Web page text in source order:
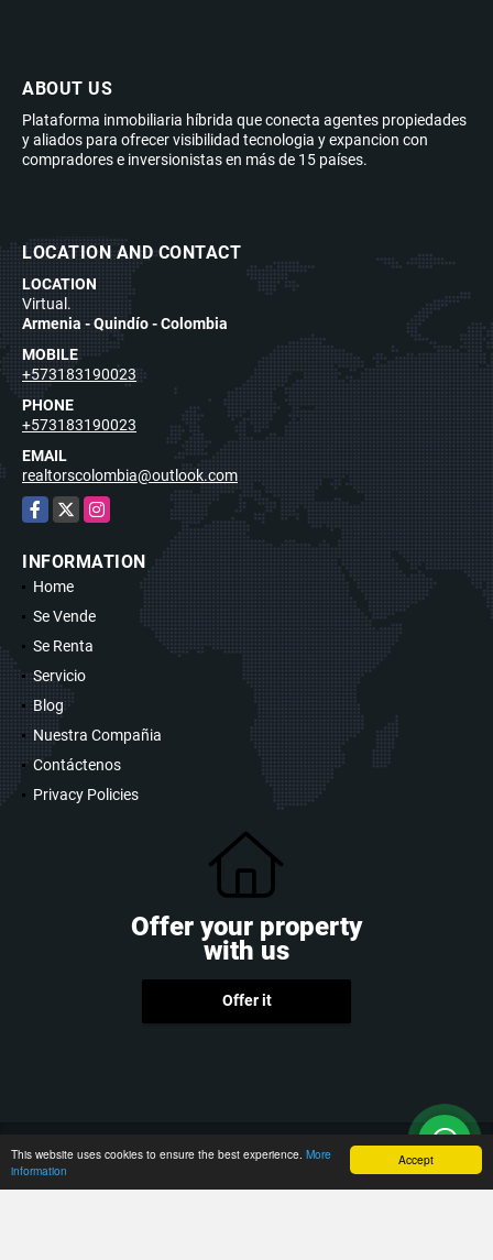
Accept
This website uses cookies to ensure the best experience. More
information
ABOUT US
Plataforma inmobiliaria híbrida que conecta agentes propiedades
y aliados para ofrecer visibilidad tecnologia y expancion con
compradores e inversionistas en más de 15 países.
LOCATION AND CONTACT
LOCATION
Virtual.
Armenia - Quindío - Colombia
MOBILE
+573183190023
PHONE
+573183190023
EMAIL
realtorscolombia@outlook.com
Facebook
X Instagram
INFORMATION
Home
Se Vende
Se Renta
Servicio
Blog
Nuestra Compañia
Contáctenos
Privacy Policies
Offer your property
with us
Offer it
wasi.co